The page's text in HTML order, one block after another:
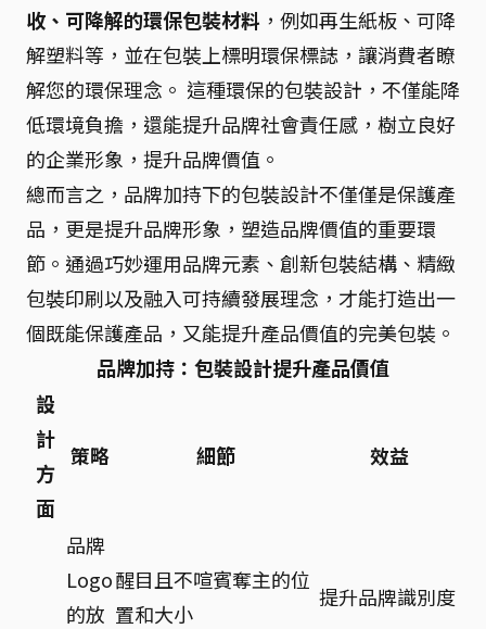
收、可降解的環保包裝材料 ，例如再生紙板、可降
解塑料等，並在包裝上標明環保標誌，讓消費者瞭
解您的環保理念。 這種環保的包裝設計，不僅能降
低環境負擔，還能提升品牌社會責任感，樹立良好
的企業形象，提升品牌價值。
總而言之，品牌加持下的包裝設計不僅僅是保護產
品，更是提升品牌形象，塑造品牌價值的重要環
節。通過巧妙運用品牌元素、創新包裝結構、精緻
包裝印刷以及融入可持續發展理念，才能打造出一
個既能保護產品，又能提升產品價值的完美包裝。
品牌加持：包裝設計提升產品價值
設
計
方
面
策略 細節 效益
品牌
Logo
的放
醒目且不喧賓奪主的位
置和大小
提升品牌識別度